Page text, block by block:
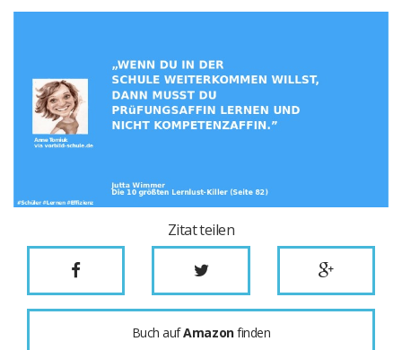
Zitat teilen
Buch aufAmazonfinden